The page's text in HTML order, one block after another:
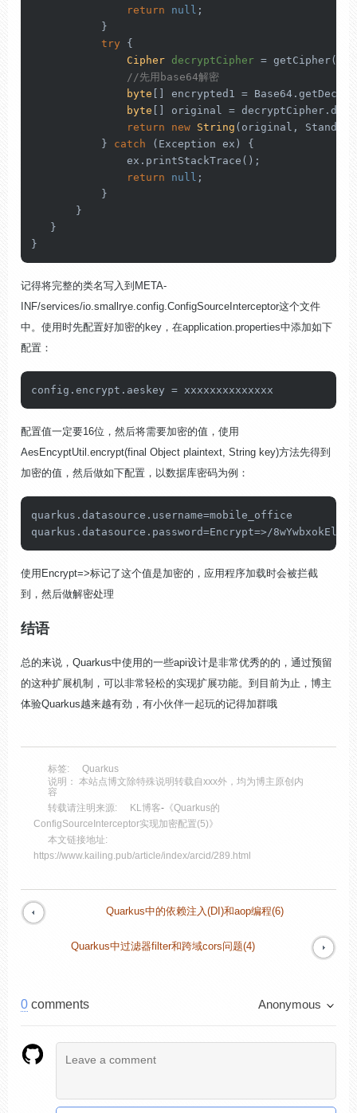
return
null ;
           }
try {
Cipher decryptCipher =
//先用base64解密
byte [] encrypted1 =
byte [] original =
return
new String (original,
           }
catch (Exception ex) {
               ex.printStackTrace();
return
null ;
           }
       }
   }
}
记得将完整的类名写入到 META-
INF/services/io.smallrye.config.ConfigSourceInterceptor这个文件
中。使用时先配置好加密的key，在application.properties中添加如下
配置：
config. encrypt . aeskey = xxxxxxxxxxxxxx
配置值一定要16位，然后将需要加密的值，使用
AesEncyptUtil.encrypt(final Object plaintext, String key)方法先得到
加密的值，然后做如下配置，以数据库密码为例：
quarkus. datasource . username=mobile_office
quarkus. datasource . password=Encrypt=>/
使用Encrypt=>标记了这个值是加密的，应用程序加载时会被拦截
到，然后做解密处理
结语
总的来说，Quarkus中使用的一些api设计是非常优秀的的，通过预留
的这种扩展机制，可以非常轻松的实现扩展功能。到目前为止，博主
体验Quarkus越来越有劲，有小伙伴一起玩的记得加群哦
标签:
Quarkus
说明： 本站点博文除特殊说明转载自xxx外，均为博主原创内
容
转载请注明来源:
KL博客- 《Quarkus的
ConfigSourceInterceptor实现加密配置(5)》
本文链接地址:
https://www.kailing.pub/article/index/arcid/289.html
Quarkus中的依赖注入(DI)和aop编程(6)
Quarkus中过滤器filter和跨域cors问题(4)
0 comments Anonymous